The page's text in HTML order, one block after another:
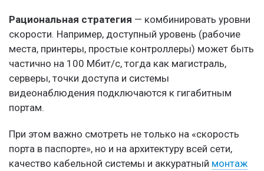
Рациональная стратегия — комбинировать уровни
скорости. Например, доступный уровень (рабочие
места, принтеры, простые контроллеры) может быть
частично на 100 Мбит/с, тогда как магистраль,
серверы, точки доступа и системы
видеонаблюдения подключаются к гигабитным
портам.
При этом важно смотреть не только на «скорость
порта в паспорте», но и на архитектуру всей сети,
качество кабельной системы и аккуратный монтаж